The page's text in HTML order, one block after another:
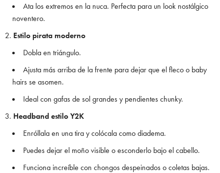
Ata los extremos en la nuca. Perfecta para un look nostálgico
noventero.
Estilo pirata moderno
Dobla en triángulo.
Ajusta más arriba de la frente para dejar que el fleco o baby
hairs se asomen.
Ideal con gafas de sol grandes y pendientes chunky.
Headband estilo Y2K
Enróllala en una tira y colócala como diadema.
Puedes dejar el moño visible o esconderlo bajo el cabello.
Funciona increíble con chongos despeinados o coletas bajas.